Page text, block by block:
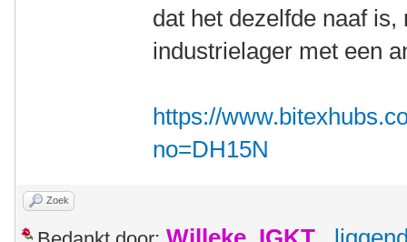
dat het dezelfde naaf
industrielager met een
https://
no=DH15N
Zoek